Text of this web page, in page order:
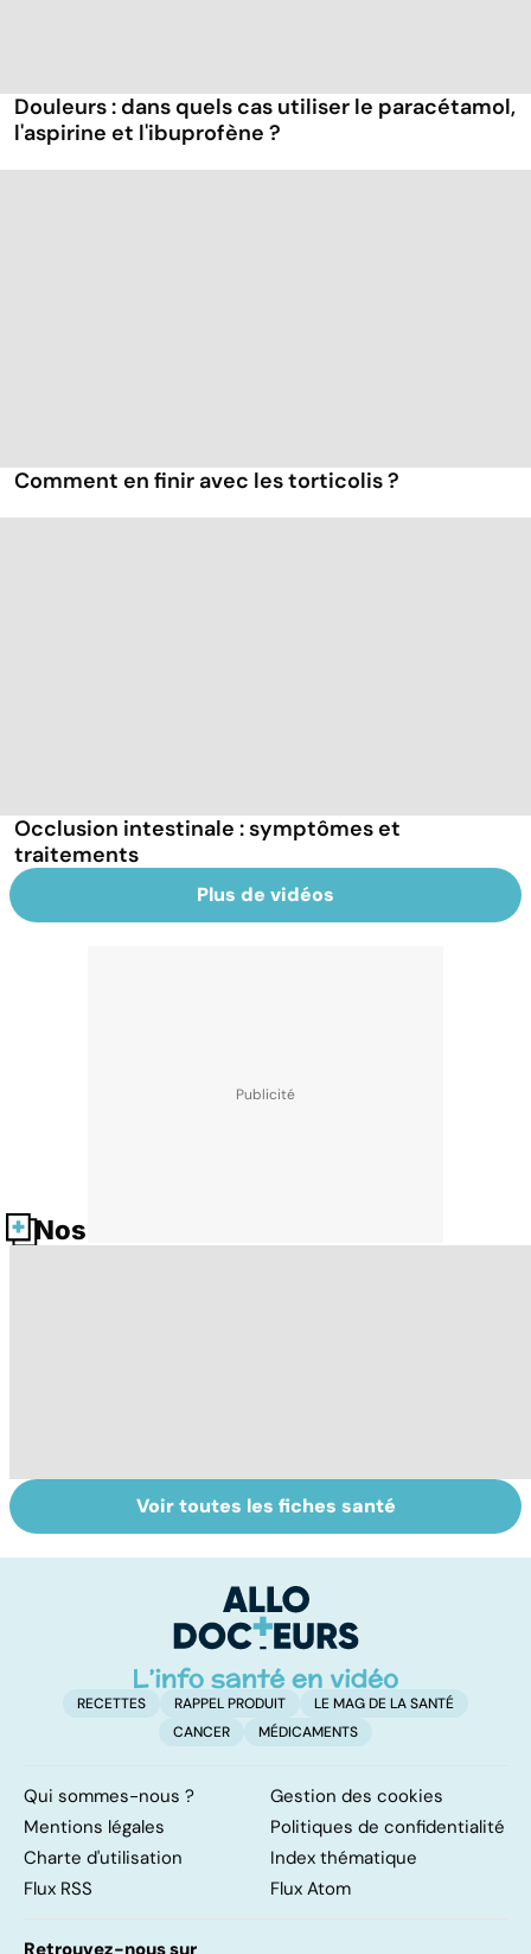
Douleurs : dans quels cas utiliser le paracétamol,
l'aspirine et l'ibuprofène ?
Comment en finir avec les torticolis ?
Occlusion intestinale : symptômes et
traitements
Plus de vidéos
Nos fiches santé
Algie vasculaire
de la face : une
Acupuncture :
comment est-
Voir toutes les fiches santé
RECETTES RAPPEL PRODUIT
LE MAG DE LA SANTÉ
CANCER
MÉDICAMENTS
Qui sommes-nous ?
Gestion des cookies
Mentions légales
Politiques de confidentialité
Charte d'utilisation
Index thématique
Flux RSS
Flux Atom
Retrouvez-nous sur